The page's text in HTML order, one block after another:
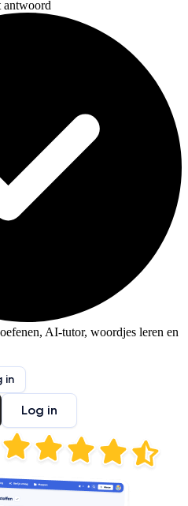
antwoord
AI-tutor, woordjes leren en
in
Log in